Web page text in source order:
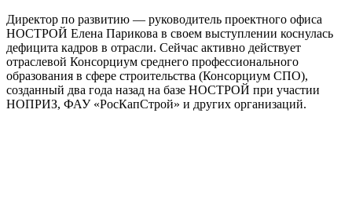
Директор по развитию — руководитель проектного офиса
НОСТРОЙ Елена Парикова в своем выступлении коснулась
дефицита кадров в отрасли. Сейчас активно действует
отраслевой Консорциум среднего профессионального
образования в сфере строительства (Консорциум СПО),
созданный два года назад на базе НОСТРОЙ при участии
НОПРИЗ, ФАУ «РосКапСтрой» и других организаций.